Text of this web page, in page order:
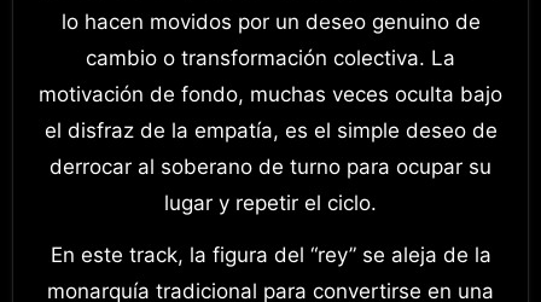
lo hacen movidos por un deseo genuino de
cambio o transformación colectiva. La
motivación de fondo, muchas veces oculta bajo
el disfraz de la empatía, es el simple deseo de
derrocar al soberano de turno para ocupar su
lugar y repetir el ciclo.
En este track, la figura del “rey” se aleja de la
monarquía tradicional para convertirse en una